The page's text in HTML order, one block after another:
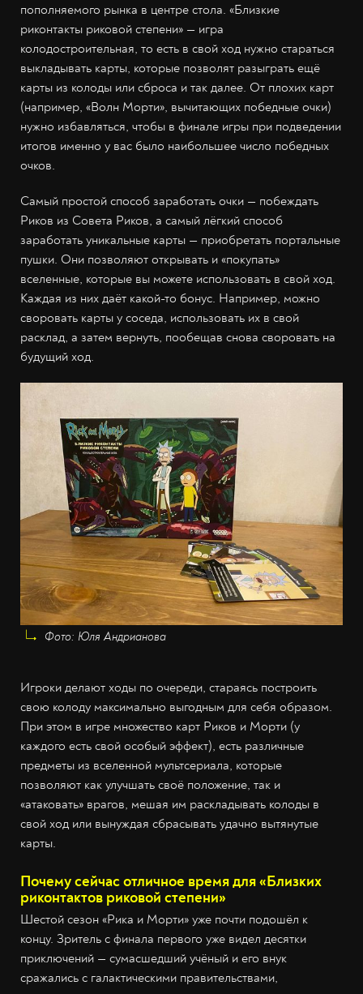
пополняемого рынка в центре стола. «Близкие
риконтакты риковой степени» — игра
колодостроительная, то есть в свой ход нужно стараться
выкладывать карты, которые позволят разыграть ещё
карты из колоды или сброса и так далее. От плохих карт
(например, «Волн Морти», вычитающих победные очки)
нужно избавляться, чтобы в финале игры при подведении
итогов именно у вас было наибольшее число победных
очков.
Самый простой способ заработать очки — побеждать
Риков из Совета Риков, а самый лёгкий способ
заработать уникальные карты — приобретать портальные
пушки. Они позволяют открывать и «покупать»
вселенные, которые вы можете использовать в свой ход.
Каждая из них даёт какой-то бонус. Например, можно
своровать карты у соседа, использовать их в свой
расклад, а затем вернуть, пообещав снова своровать на
будущий ход.
Фото: Юля Андрианова
Игроки делают ходы по очереди, стараясь построить
свою колоду максимально выгодным для себя образом.
При этом в игре множество карт Риков и Морти (у
каждого есть свой особый эффект), есть различные
предметы из вселенной мультсериала, которые
позволяют как улучшать своё положение, так и
«атаковать» врагов, мешая им раскладывать колоды в
свой ход или вынуждая сбрасывать удачно вытянутые
карты.
Почему сейчас отличное время для «Близких
риконтактов риковой степени»
Шестой сезон «Рика и Морти» уже почти подошёл к
концу. Зритель с финала первого уже видел десятки
приключений — сумасшедший учёный и его внук
сражались с галактическими правительствами,